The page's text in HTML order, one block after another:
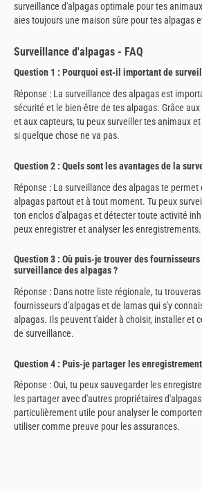
surveillance d'alpagas optimale pour tes
aies toujours une maison sûre pour tes alpagas
Surveillance d'alpagas - FAQ
Question 1 : Pourquoi est-il important de
Réponse : La surveillance des alpagas est
sécurité et le bien-être de tes alpagas. Grâce
et aux capteurs, tu peux surveiller tes animaux
si quelque chose ne va pas.
Question 2 : Quels sont les avantages de la
Réponse : La surveillance des alpagas te
alpagas partout et à tout moment. Tu peux
ton enclos d'alpagas et détecter toute activité
peux enregistrer et analyser les enregistrements.
Question 3 : Où puis-je trouver des
surveillance des alpagas ?
Réponse : Dans notre liste régionale, tu
fournisseurs d'alpagas et de lamas qui s'y
alpagas. Ils peuvent t'aider à choisir, installer et
de surveillance.
Question 4 : Puis-je partager les
Réponse : Oui, tu peux sauvegarder les
les partager avec d'autres propriétaires
particulièrement utile pour analyser le
utiliser comme preuve pour les assurances.